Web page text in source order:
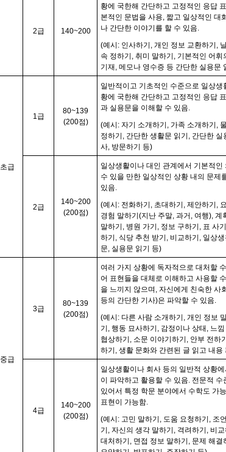
2급 140~200
황에 국한해 간단하고 고정적인 응답
본적인 문법을 사용, 짧고 일상적인 대
나 간단한 이야기를 할 수 있음.
(예시: 인사하기, 개인 정보 교환하기,
속 정하기, 취미 말하기, 기본적인 어
기재, 메모나 영수증 등 간단한 실용문
초급
1급
80~139
(200점)
일반적이고 기초적인 수준으로 일상
황에 국한해 간단하고 고정적인 응답
과 실용문을 이해할 수 있음.
(예시: 자기 소개하기, 가족 소개하기,
정하기, 간단한 생활문 읽기, 간단한
사, 방문하기 등)
2급
140~200
(200점)
일상생활이나 대인 관계에서 기본적
수 있을 만한 일상적인 상황 내의 문제
있음.
(예시: 전화하기, 초대하기, 제안하기,
경험 말하기(지난 주말, 과거, 여행), 계
말하기, 병원 가기, 정보 구하기, 표 사
하기, 식당 추천 받기, 비교하기, 일상
문, 실용문 읽기 등)
중급
3급
80~139
(200점)
여러 가지 상황에 독자적으로 대처할
어 표현들을 대체로 이해하고 사용할
을 느끼지 않으며, 자신에게 친숙한 사
등의 간단한 기사)은 파악할 수 있음.
(예시: 다른 사람 소개하기, 개인 정보
기, 행동 묘사하기, 감정이나 상태, 느
협상하기, 소문 이야기하기, 안부 전하
하기, 생활 문화와 간련된 글 읽고 내용
4급
140~200
(200점)
일상생활이나 회사 등의 일반적 상황
이 파악하고 활용할 수 있음. 전문적
있어서 특정 학문 분야에서 수학도 가
표현이 가능함.
(예시: 고민 말하기, 도움 요청하기, 조
기, 자신의 생각 말하기, 격려하기, 비
대처하기, 면접 정보 말하기, 문제 해